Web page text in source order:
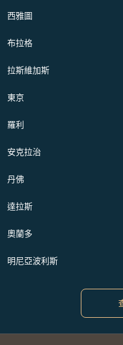
西雅圖
布拉格
拉斯維加斯
東京
羅利
安克拉治
丹佛
達拉斯
奧蘭多
明尼亞波利斯